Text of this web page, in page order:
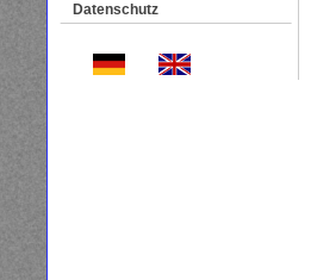
Datenschutz